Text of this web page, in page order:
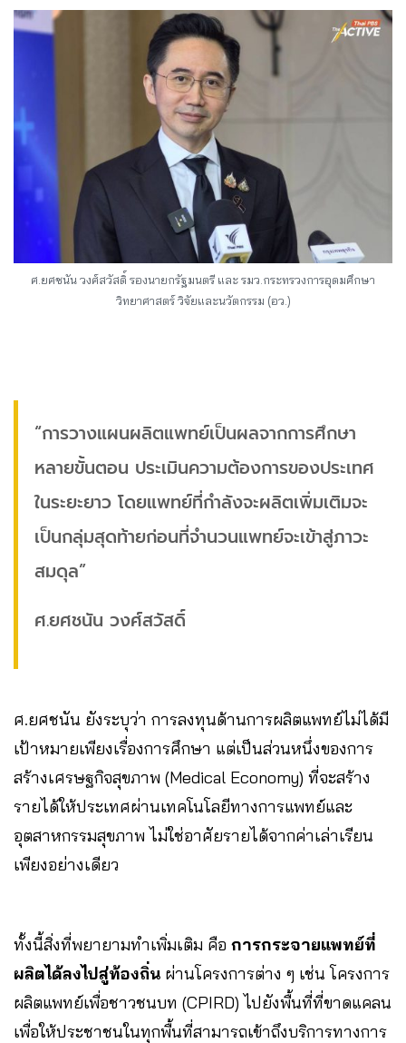
ศ.ยศชนัน วงศ์สวัสดิ์ รองนายกรัฐมนตรี และ รมว.กระทรวงการอุดมศึกษา
วิทยาศาสตร์ วิจัยและนวัตกรรม (อว.)
“การวางแผนผลิตแพทย์เป็นผลจากการศึกษา
หลายขั้นตอน ประเมินความต้องการของประเทศ
ในระยะยาว โดยแพทย์ที่กำลังจะผลิตเพิ่มเติมจะ
เป็นกลุ่มสุดท้ายก่อนที่จำนวนแพทย์จะเข้าสู่ภาวะ
สมดุล”
ศ.ยศชนัน วงศ์สวัสดิ์
ศ.ยศชนัน ยังระบุว่า การลงทุนด้านการผลิตแพทย์ไม่ได้มี
เป้าหมายเพียงเรื่องการศึกษา แต่เป็นส่วนหนึ่งของการ
สร้างเศรษฐกิจสุขภาพ (Medical Economy) ที่จะสร้าง
รายได้ให้ประเทศผ่านเทคโนโลยีทางการแพทย์และ
อุตสาหกรรมสุขภาพ ไม่ใช่อาศัยรายได้จากค่าเล่าเรียน
เพียงอย่างเดียว
ทั้งนี้สิ่งที่พยายามทำเพิ่มเติม คือ การกระจายแพทย์ที่
ผลิตได้ลงไปสู่ท้องถิ่น ผ่านโครงการต่าง ๆ เช่น โครงการ
ผลิตแพทย์เพื่อชาวชนบท (CPIRD) ไปยังพื้นที่ที่ขาดแคลน
เพื่อให้ประชาชนในทุกพื้นที่สามารถเข้าถึงบริการทางการ